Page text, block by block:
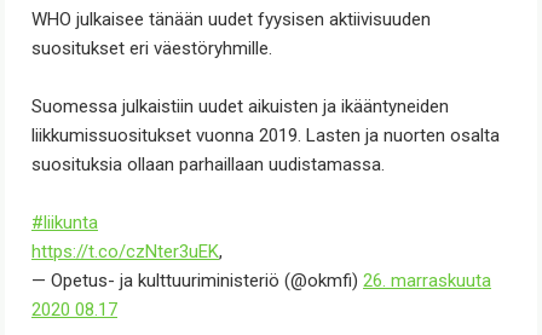
WHO julkaisee tänään uudet fyysisen aktiivisuuden
suositukset eri väestöryhmille.
Suomessa julkaistiin uudet aikuisten ja ikääntyneiden
liikkumissuositukset vuonna 2019. Lasten ja nuorten osalta
suosituksia ollaan parhaillaan uudistamassa.
#liikunta
https://t.co/czNter3uEK,
— Opetus- ja kulttuuriministeriö (@okmfi) 26. marraskuuta
2020 08.17